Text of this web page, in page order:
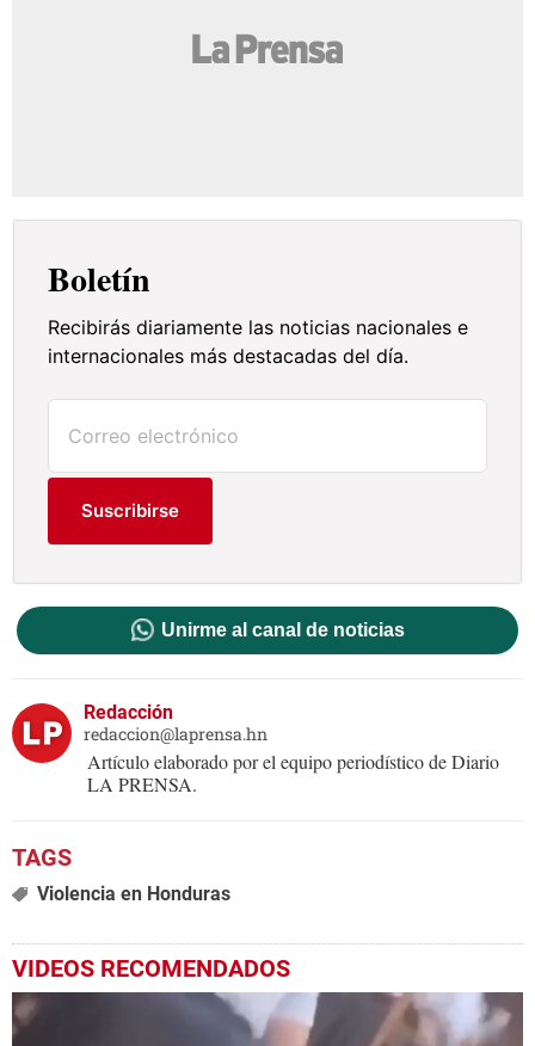
Boletín
Recibirás diariamente las noticias nacionales e
internacionales más destacadas del día.
Suscribirse
Unirme al canal de noticias
Redacción
redaccion@laprensa.hn
Artículo elaborado por el equipo periodístico de Diario
LA PRENSA.
Violencia en Honduras
VIDEOS RECOMENDADOS